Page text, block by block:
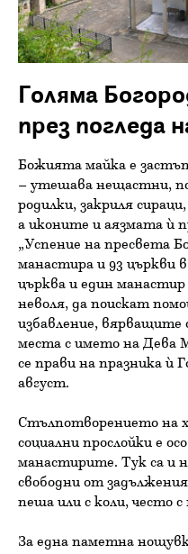
Голяма
през погледа
Божията майка е
– утешава нещастни,
родилки, закриля
а иконите и аязмата ѝ
„Успение на пресвета
манастира и 93 църкви
църква и един манастир
неволя, да поискат
избавление,
места с името на Дева
се прави на празника ѝ
август.
Стълпотворението на
социални прослойки е
манастирите. Тук са и
свободни от
пеша или с коли, често
За една паметна